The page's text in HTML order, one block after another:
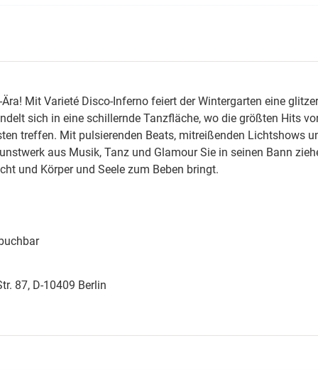
Mit Varieté Disco-Inferno feiert der Wintergarten eine
sich in eine schillernde Tanzfläche, wo die größten Hits
treffen. Mit pulsierenden Beats, mitreißenden Lichtshows
aus Musik, Tanz und Glamour Sie in seinen Bann
und Körper und Seele zum Beben bringt.
87, D-10409 Berlin